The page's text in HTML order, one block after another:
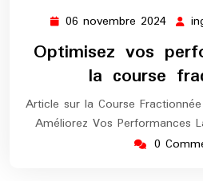
06 novembre 2024 06
2024
Optimisez vos
la course
Article sur la Course
Améliorez Vos Performances
0